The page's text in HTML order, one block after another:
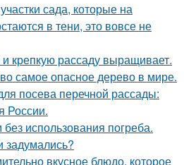
сада, которые на
в тени, это вовсе не
крепкую рассаду выращивает.
самое опасное дерево в мире.
посева перечной рассады:
России.
использования погреба.
задумались?
вкусное блюдо, которое